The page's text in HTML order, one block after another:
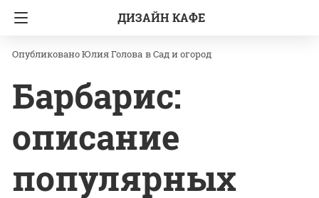
ДИЗАЙН КАФЕ
Главная Сад и огород
Юлия Голова вСад и огород
Барбарис:
описание
популярных